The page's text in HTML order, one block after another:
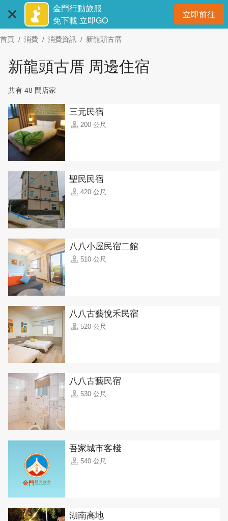
主
要
金門行動旅服
免下載 立即GO
立即前往開
首頁 消費 消費資訊 新龍頭古厝
新龍頭古厝 周邊住宿
共有 48 間店家
三元民宿
200 公尺
聖民民宿
420 公尺
八八小屋民宿二館
510 公尺
八八古藝悅禾民宿
520 公尺
八八古藝民宿
530 公尺
吾家城市客棧
540 公尺
湖南高地